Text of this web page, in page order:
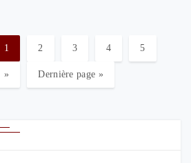
1 2 3 4 5
» Dernière page »